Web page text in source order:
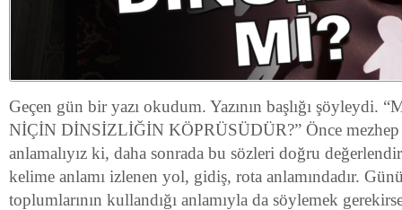
Geçen gün bir yazı okudum. Yazının başlığı şöyleydi.
NİÇİN DİNSİZLİĞİN KÖPRÜSÜDÜR?” Önce
anlamalıyız ki, daha sonrada bu sözleri doğru
kelime anlamı izlenen yol, gidiş, rota anlamındadır.
toplumlarının kullandığı anlamıyla da söylemek